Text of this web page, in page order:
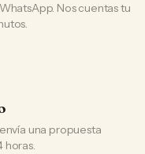
Nos cuentas tu
una propuesta
horas.